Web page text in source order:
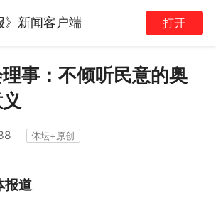
》新闻客户端 打开
理事：不倾听民意的奥
体坛+原创
报道